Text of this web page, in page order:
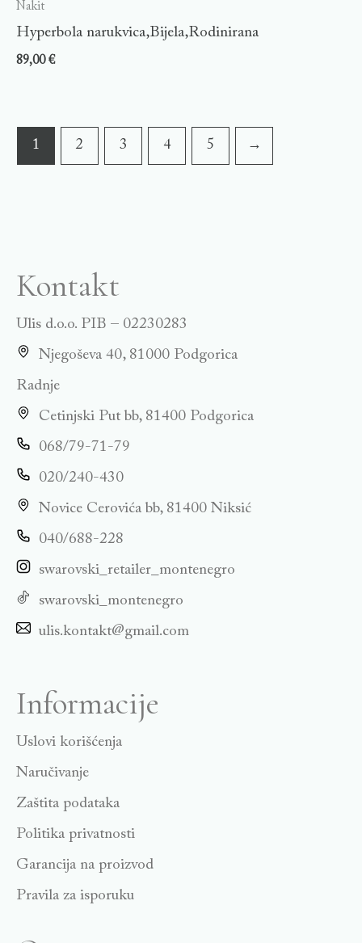
Nakit
Hyperbola narukvica,Bijela,Rodinirana
89,00€
1 2 3 4 5 →
Kontakt
Ulis d.o.o. PIB – 02230283
Njegoševa 40, 81000 Podgorica
Radnje
Cetinjski Put bb, 81400 Podgorica
068/79-71-79
020/240-430
Novice Cerovića bb, 81400 Niksić
040/688-228
swarovski_retailer_montenegro
swarovski_montenegro
ulis.kontakt@gmail.com
Informacije
Uslovi korišćenja
Naručivanje
Zaštita podataka
Politika privatnosti
Garancija na proizvod
Pravila za isporuku